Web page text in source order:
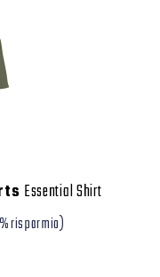
Essential Shirt
risparmio)